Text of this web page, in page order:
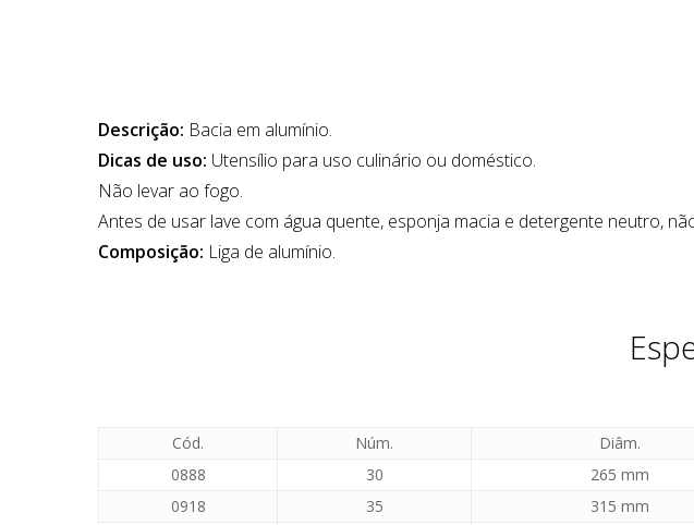
Descrição: Bacia em alumínio.
Dicas de uso: Utensílio para uso culinário ou doméstico.
Não levar ao fogo.
Antes de usar lave com água quente, esponja macia e detergente neutro,
Composição: Liga de alumínio.
Cód. Núm. Diâm.
0888
30 265 mm
0918
35 315 mm